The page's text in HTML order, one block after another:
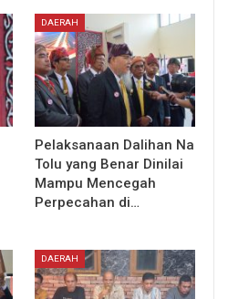
DAERAH
Pelaksanaan Dalihan Na
Tolu yang Benar Dinilai
Mampu Mencegah
Perpecahan di…
DAERAH